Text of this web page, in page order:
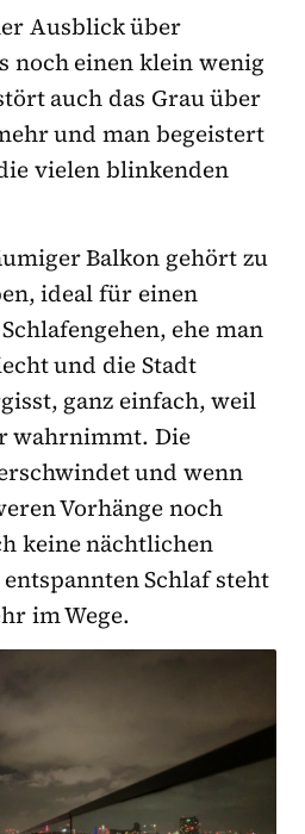
Ausblick über
noch einen klein wenig
auch das Grau über
und man begeistert
vielen blinkenden
Balkon gehört zu
ideal für einen
ehe man
und die Stadt
ganz einfach, weil
wahrnimmt. Die
und wenn
Vorhänge noch
keine nächtlichen
Schlaf steht
im Wege.